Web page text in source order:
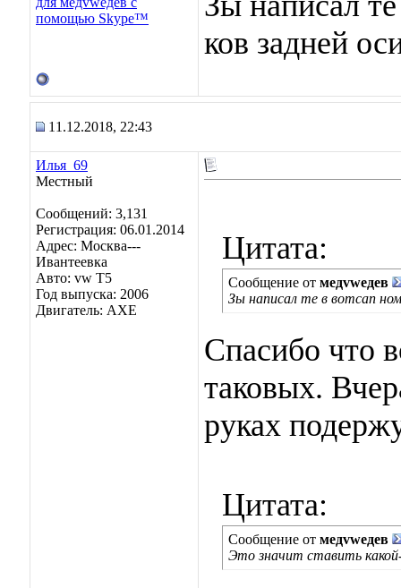
ков задней
11.12.2018, 22:43
Илья_69
Местный
Сообщений: 3,131
Регистрация: 06.01.2014
Адрес: Москва---
Ивантеевка
Авто: vw T5
Год выпуска: 2006
Двигатель: AXE
Цитата:
Сообщение от медvwедев
Зы написал те в вотсап
Спасибо что
таковых.
руках
Цитата:
Сообщение от медvwедев
Это значит ставить